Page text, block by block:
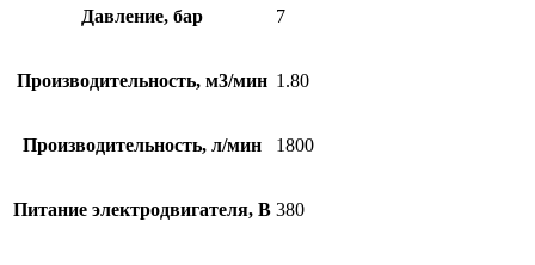
Давление, бар 7
Производительность, м3/мин 1.80
Производительность, л/мин 1800
Питание электродвигателя, В 380